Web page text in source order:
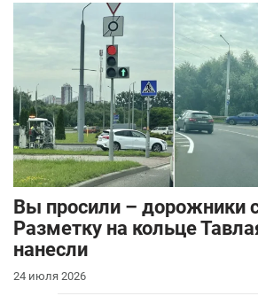
Вы просили – дорожники
Разметку на кольце
нанесли
24 июля 2026